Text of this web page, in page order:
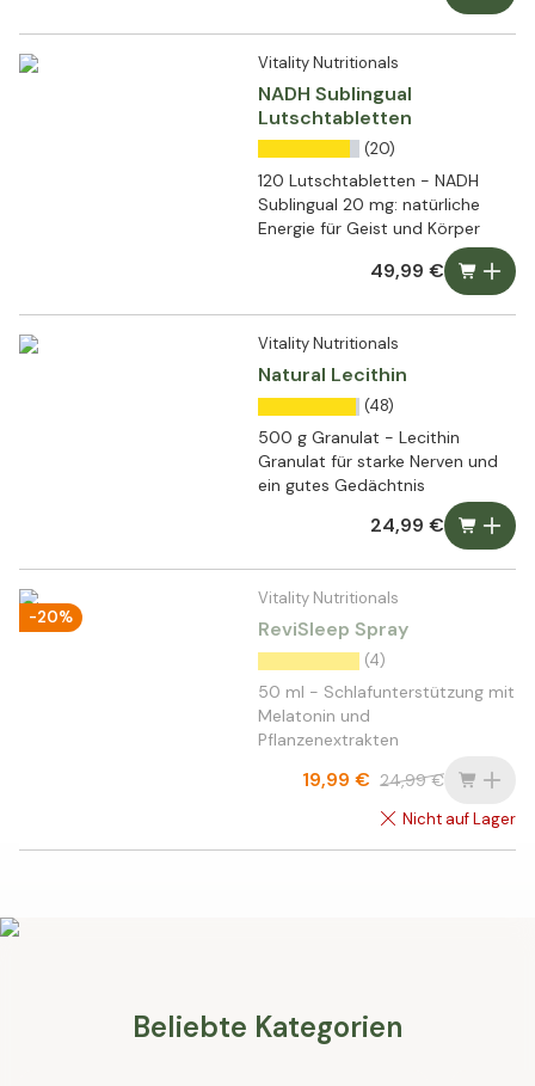
Vitality Nutritionals
NADH Sublingual
Lutschtabletten
(20)
120 Lutschtabletten - NADH
Sublingual 20 mg: natürliche
Energie für Geist und Körper
49,99 €
Vitality Nutritionals
Natural Lecithin
(48)
500 g Granulat - Lecithin
Granulat für starke Nerven und
ein gutes Gedächtnis
24,99 €
-20%
Vitality Nutritionals
ReviSleep Spray
(4)
50 ml - Schlafunterstützung mit
Melatonin und
Pflanzenextrakten
19,99 € 24,99 €
Nicht auf Lager
Beliebte Kategorien